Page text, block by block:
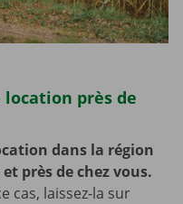
près de
dans la région
près de chez vous.
cas, laissez-la sur